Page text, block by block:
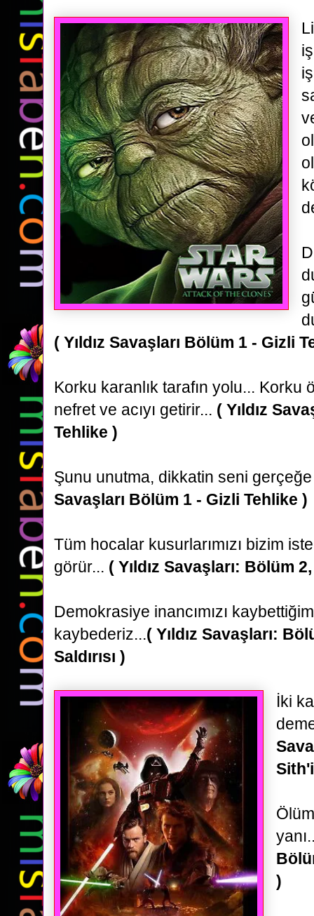
( Yıldız Savaşları Bölüm 1 - Gizli
Korku karanlık tarafın yolu... Korku
nefret ve acıyı getirir... ( Yıldız
Tehlike )
Şunu unutma, dikkatin seni gerçeğe
Savaşları Bölüm 1 - Gizli Tehlike )
Tüm hocalar kusurlarımızı bizim
görür... ( Yıldız Savaşları: Bölüm
Demokrasiye inancımızı
kaybederiz...( Yıldız Savaşları:
Saldırısı )
İki
)